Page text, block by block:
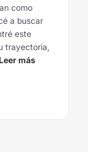
como
a buscar
este
trayectoria,
más